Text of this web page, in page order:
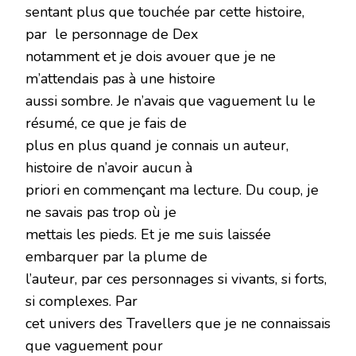
sentant plus que touchée par cette histoire,
par le personnage de Dex
notamment et je dois avouer que je ne
m’attendais pas à une histoire
aussi sombre. Je n’avais que vaguement lu le
résumé, ce que je fais de
plus en plus quand je connais un auteur,
histoire de n’avoir aucun à
priori en commençant ma lecture. Du coup, je
ne savais pas trop où je
mettais les pieds. Et je me suis laissée
embarquer par la plume de
l’auteur, par ces personnages si vivants, si forts,
si complexes. Par
cet univers des Travellers que je ne connaissais
que vaguement pour